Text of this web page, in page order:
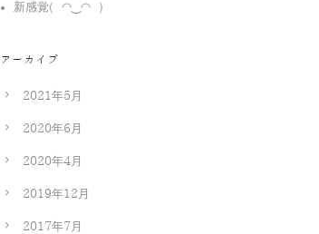
新感覚( ◠‿◠ )
アーカイブ
2021年5月
2020年6月
2020年4月
2019年12月
2017年7月